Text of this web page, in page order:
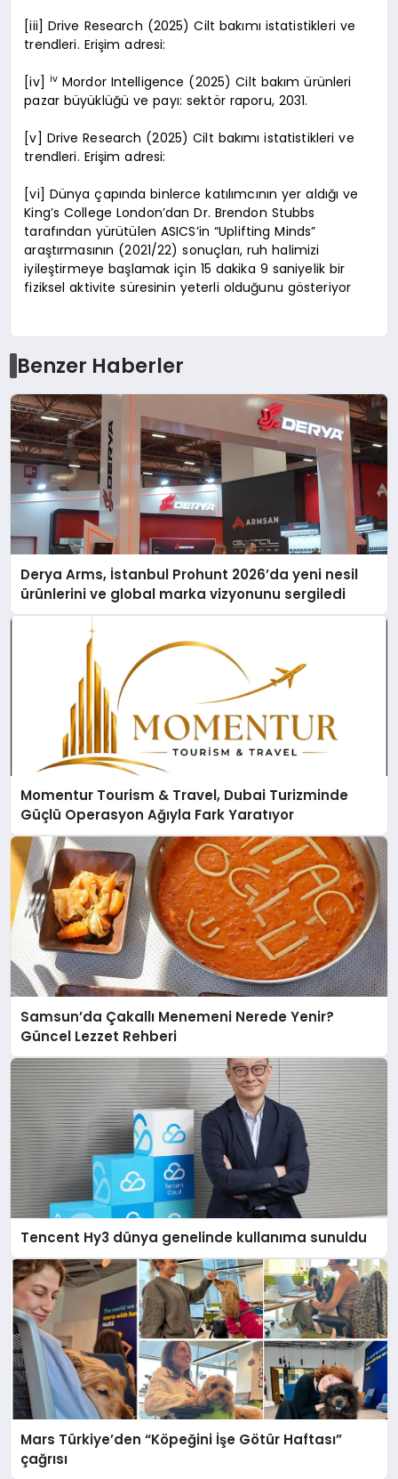
[iii] Drive Research (2025) Cilt bakımı istatistikleri ve
trendleri. Erişim adresi:
[iv] iv Mordor Intelligence (2025) Cilt bakım ürünleri
pazar büyüklüğü ve payı: sektör raporu, 2031.
[v] Drive Research (2025) Cilt bakımı istatistikleri ve
trendleri. Erişim adresi:
[vi] Dünya çapında binlerce katılımcının yer aldığı ve
King’s College London’dan Dr. Brendon Stubbs
tarafından yürütülen ASICS’in “Uplifting Minds”
araştırmasının (2021/22) sonuçları, ruh halimizi
iyileştirmeye başlamak için 15 dakika 9 saniyelik bir
fiziksel aktivite süresinin yeterli olduğunu gösteriyor
Benzer Haberler
Derya Arms, İstanbul Prohunt 2026’da yeni nesil
ürünlerini ve global marka vizyonunu sergiledi
Momentur Tourism & Travel, Dubai Turizminde
Güçlü Operasyon Ağıyla Fark Yaratıyor
Samsun’da Çakallı Menemeni Nerede Yenir?
Güncel Lezzet Rehberi
Tencent Hy3 dünya genelinde kullanıma sunuldu
Mars Türkiye’den “Köpeğini İşe Götür Haftası”
çağrısı